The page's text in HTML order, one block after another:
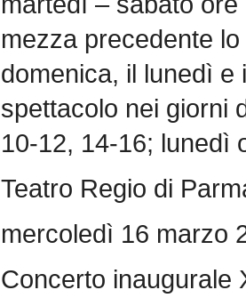
mezza precedente
domenica, il lunedì e
spettacolo nei giorni
10-12, 14-16; lunedì
Teatro Regio di
mercoledì 16 marzo
Concerto inaugurale